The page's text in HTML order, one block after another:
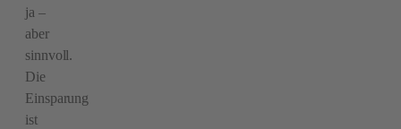
ja –
aber
sinnvoll.
Die
Einsparung
ist